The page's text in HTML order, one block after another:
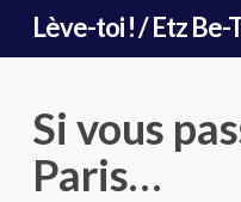
Lève-toi ! / Etz Be-
Si vous
Paris…